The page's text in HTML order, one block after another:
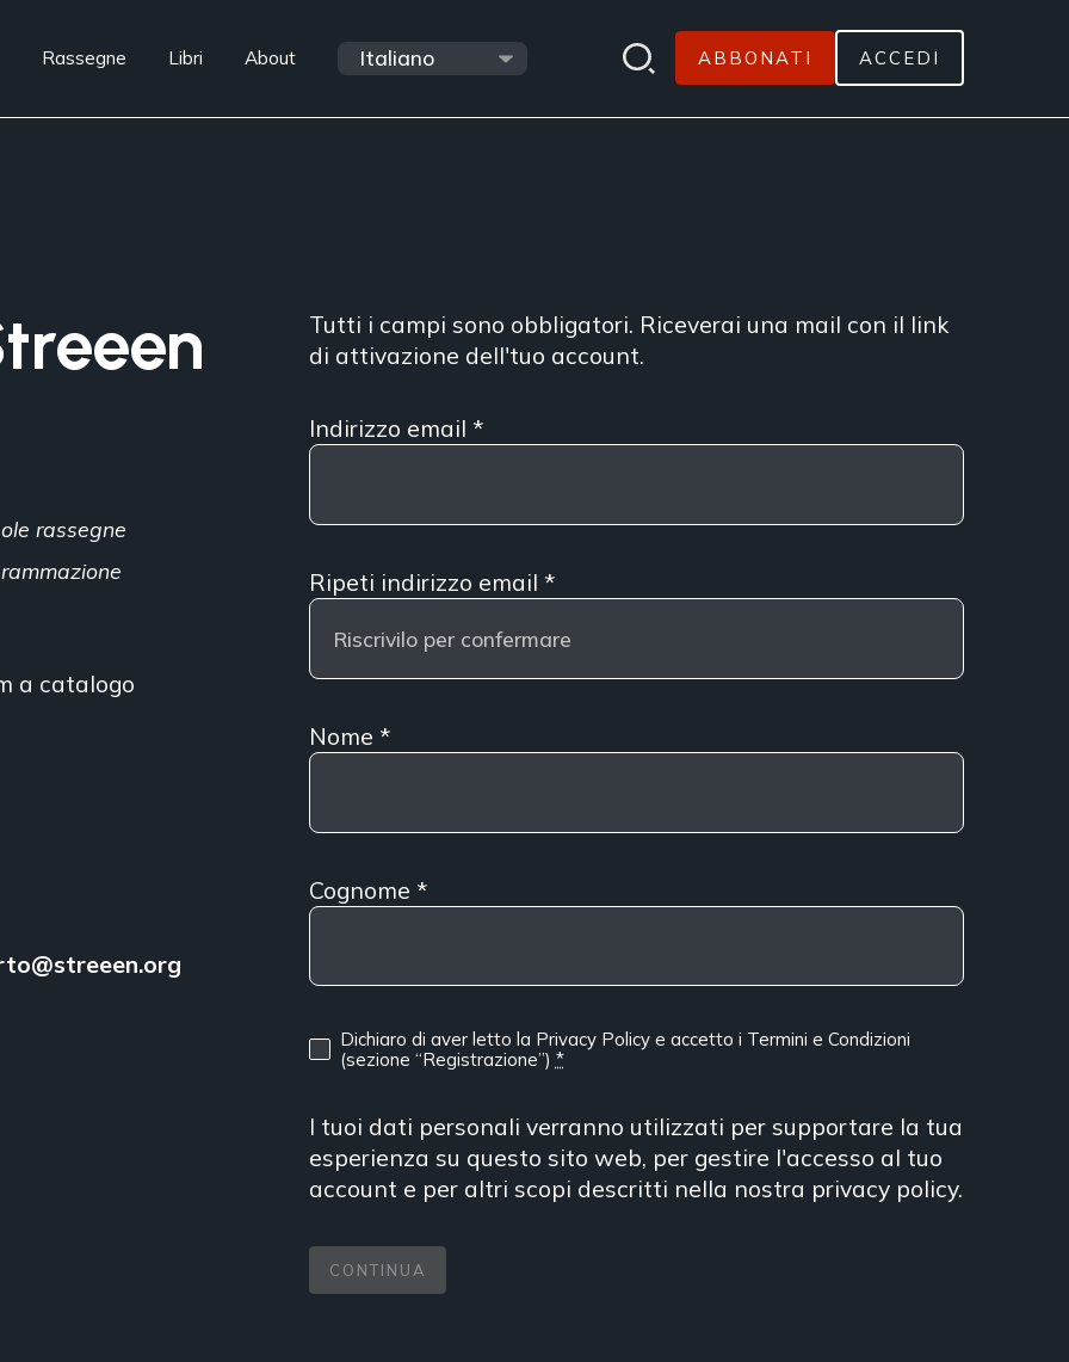
Rassegne Libri About ABBONATI ACCEDI
rassegne
a catalogo
Tutti i campi sono obbligatori. Riceverai una mail con il link
di attivazione dell'tuo account.
Indirizzo email *
Ripeti indirizzo email *
Nome *
Cognome *
Dichiaro di aver letto la Privacy Policye accetto i Termini e Condizioni
(sezione “Registrazione”) *
I tuoi dati personali verranno utilizzati per supportare la tua
esperienza su questo sito web, per gestire l'accesso al tuo
account e per altri scopi descritti nella nostra privacy policy.
CONTINUA